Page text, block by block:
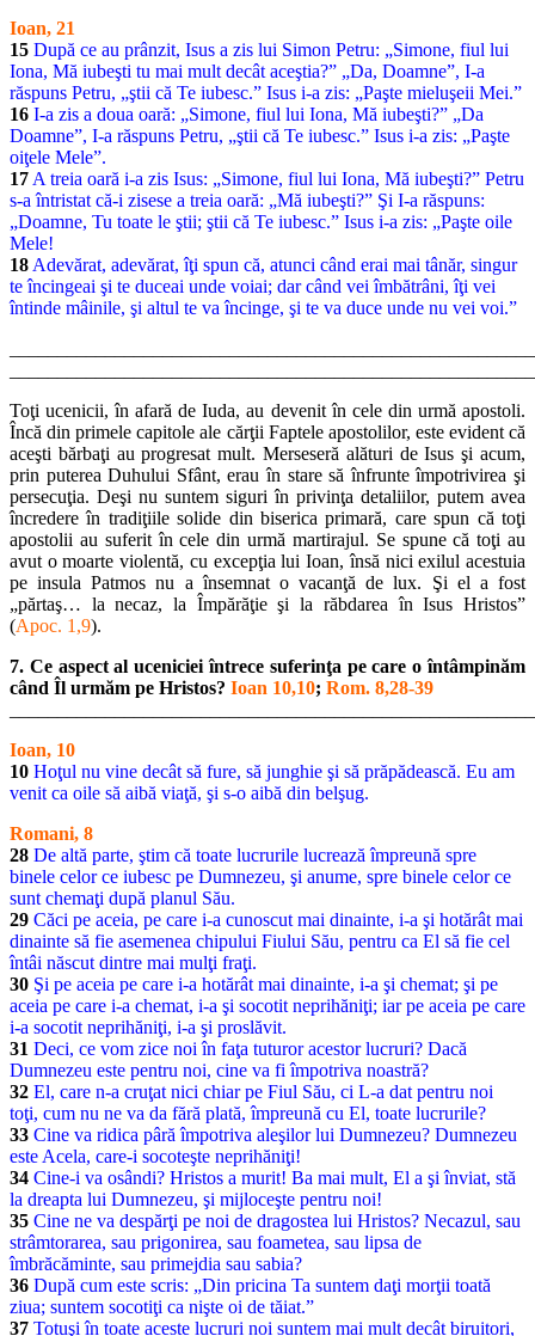
Ioan, 21
15 După ce au prânzit, Isus a zis lui Simon Petru: „Simone, fiul lui
Iona, Mă iubeşti tu mai mult decât aceştia?” „Da, Doamne”, I-a
răspuns Petru, „ştii că Te iubesc.” Isus i-a zis: „Paşte mieluşeii Mei.”
16 I-a zis a doua oară: „Simone, fiul lui Iona, Mă iubeşti?” „Da
Doamne”, I-a răspuns Petru, „ştii că Te iubesc.” Isus i-a zis: „Paşte
oiţele Mele”.
17A treia oară i-a zis Isus: „Simone, fiul lui Iona, Mă iubeşti?” Petru
s-a întristat că-i zisese a treia oară: „Mă iubeşti?” Şi I-a răspuns:
„Doamne, Tu toate le ştii; ştii că Te iubesc.” Isus i-a zis: „Paşte oile
Mele!
18Adevărat, adevărat, îţi spun că, atunci când erai mai tânăr, singur
te încingeai şi te duceai unde voiai; dar când vei îmbătrâni, îţi vei
întinde mâinile, şi altul te va încinge, şi te va duce unde nu vei voi.”
Toţi ucenicii, în afară de Iuda, au devenit în cele din urmă apostoli.
Încă din primele capitole ale cărţii Faptele apostolilor, este evident că
aceşti bărbaţi au progresat mult. Merseseră alături de Isus şi acum,
prin puterea Duhului Sfânt, erau în stare să înfrunte împotrivirea şi
persecuţia. Deşi nu suntem siguri în privinţa detaliilor, putem avea
încredere în tradiţiile solide din biserica primară, care spun că toţi
apostolii au suferit în cele din urmă martirajul. Se spune că toţi au
avut o moarte violentă, cu excepţia lui Ioan, însă nici exilul acestuia
pe insula Patmos nu a însemnat o vacanţă de lux. Şi el a fost
„părtaş… la necaz, la Împărăţie şi la răbdarea în Isus Hristos”
(Apoc. 1,9).
7. Ce aspect al uceniciei întrece suferinţa pe care o întâmpinăm
când Îl urmăm pe Hristos? Ioan 10,10; Rom. 8,28-39
Ioan, 10
10 Hoţul nu vine decât să fure, să junghie şi să prăpădească. Eu am
venit ca oile să aibă viaţă, şi s-o aibă din belşug.
Romani, 8
28 De altă parte, ştim că toate lucrurile lucrează împreună spre
binele celor ce iubesc pe Dumnezeu, şi anume, spre binele celor ce
sunt chemaţi după planul Său.
29 Căci pe aceia, pe care i-a cunoscut mai dinainte, i-a şi hotărât mai
dinainte să fie asemenea chipului Fiului Său, pentru ca El să fie cel
întâi născut dintre mai mulţi fraţi.
30 Şi pe aceia pe care i-a hotărât mai dinainte, i-a şi chemat; şi pe
aceia pe care i-a chemat, i-a şi socotit neprihăniţi; iar pe aceia pe care
i-a socotit neprihăniţi, i-a şi proslăvit.
31 Deci, ce vom zice noi în faţa tuturor acestor lucruri? Dacă
Dumnezeu este pentru noi, cine va fi împotriva noastră?
32 El, care n-a cruţat nici chiar pe Fiul Său, ci L-a dat pentru noi
toţi, cum nu ne va da fără plată, împreună cu El, toate lucrurile?
33 Cine va ridica pâră împotriva aleşilor lui Dumnezeu? Dumnezeu
este Acela, care-i socoteşte neprihăniţi!
34 Cine-i va osândi? Hristos a murit! Ba mai mult, El a şi înviat, stă
la dreapta lui Dumnezeu, şi mijloceşte pentru noi!
35 Cine ne va despărţi pe noi de dragostea lui Hristos? Necazul, sau
strâmtorarea, sau prigonirea, sau foametea, sau lipsa de
îmbrăcăminte, sau primejdia sau sabia?
36 După cum este scris: „Din pricina Ta suntem daţi morţii toată
ziua; suntem socotiţi ca nişte oi de tăiat.”
37 Totuşi în toate aceste lucruri noi suntem mai mult decât biruitori,